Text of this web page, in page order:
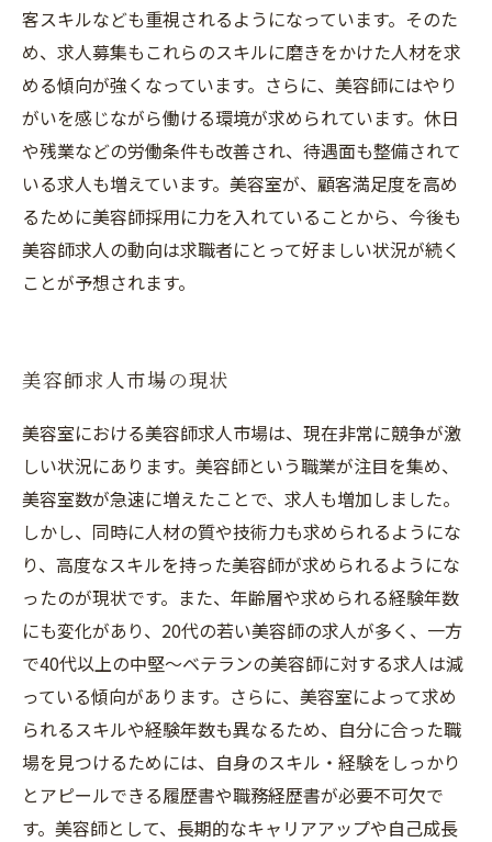
客スキルなども重視されるようになっています。そのた
め、求人募集もこれらのスキルに磨きをかけた人材を求
める傾向が強くなっています。さらに、美容師にはやり
がいを感じながら働ける環境が求められています。休日
や残業などの労働条件も改善され、待遇面も整備されて
いる求人も増えています。美容室が、顧客満足度を高め
るために美容師採用に力を入れていることから、今後も
美容師求人の動向は求職者にとって好ましい状況が続く
ことが予想されます。
美容師求人市場の現状
美容室における美容師求人市場は、現在非常に競争が激
しい状況にあります。美容師という職業が注目を集め、
美容室数が急速に増えたことで、求人も増加しました。
しかし、同時に人材の質や技術力も求められるようにな
り、高度なスキルを持った美容師が求められるようにな
ったのが現状です。また、年齢層や求められる経験年数
にも変化があり、20代の若い美容師の求人が多く、一方
で40代以上の中堅～ベテランの美容師に対する求人は減
っている傾向があります。さらに、美容室によって求め
られるスキルや経験年数も異なるため、自分に合った職
場を見つけるためには、自身のスキル・経験をしっかり
とアピールできる履歴書や職務経歴書が必要不可欠で
す。美容師として、長期的なキャリアアップや自己成長